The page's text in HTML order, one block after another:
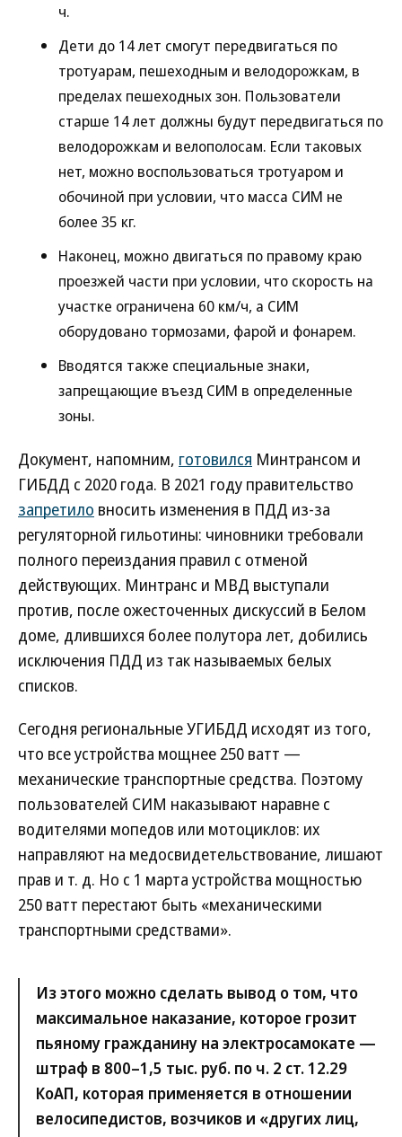
ч.
Дети до 14 лет смогут передвигаться по
тротуарам, пешеходным и велодорожкам, в
пределах пешеходных зон. Пользователи
старше 14 лет должны будут передвигаться по
велодорожкам и велополосам. Если таковых
нет, можно воспользоваться тротуаром и
обочиной при условии, что масса СИМ не
более 35 кг.
Наконец, можно двигаться по правому краю
проезжей части при условии, что скорость на
участке ограничена 60 км/ч, а СИМ
оборудовано тормозами, фарой и фонарем.
Вводятся также специальные знаки,
запрещающие въезд СИМ в определенные
зоны.
Документ, напомним, готовился Минтрансом и
ГИБДД с 2020 года. В 2021 году правительство
запретило вносить изменения в ПДД из-за
регуляторной гильотины: чиновники требовали
полного переиздания правил с отменой
действующих. Минтранс и МВД выступали
против, после ожесточенных дискуссий в Белом
доме, длившихся более полутора лет, добились
исключения ПДД из так называемых белых
списков.
Сегодня региональные УГИБДД исходят из того,
что все устройства мощнее 250 ватт —
механические транспортные средства. Поэтому
пользователей СИМ наказывают наравне с
водителями мопедов или мотоциклов: их
направляют на медосвидетельствование, лишают
прав и т. д. Но с 1 марта устройства мощностью
250 ватт перестают быть «механическими
транспортными средствами».
Из этого можно сделать вывод о том, что
максимальное наказание, которое грозит
пьяному гражданину на электросамокате —
штраф в 800–1,5 тыс. руб. по ч. 2 ст. 12.29
КоАП, которая применяется в отношении
велосипедистов, возчиков и «других лиц,